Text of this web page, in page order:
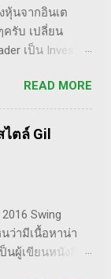
ะโตได้อีก - เมีย
ไรบ้างที่ทำได้ -
วนแบ่งตลาด
ะยะยาว New
ใหม่ ที่...
หุ้นจากอินเต
ครับ เปลี่ยน
เป็น Invester
ต่อมาก็เปลี่ยนใจ
อใครไม่เข้าใจ
ม่ถือยาว ซื้อแล้ว
วามเป็น
ง 10% ก็ต้อง
มองระยะยาว
คาในระยะสั้น
ณไม่ควรอยู่ใน
READ MORE
ไตล์ Gil
Swing
นว่ามีเนื้อหาน่า
นผู้เขียนหนังสือ